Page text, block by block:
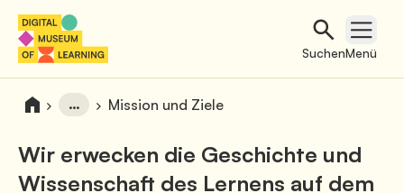
Suchen
Suchen
Open
Menü
… Mission und Ziele
Wir erwecken die Geschichte und
Wissenschaft des Lernens auf dem